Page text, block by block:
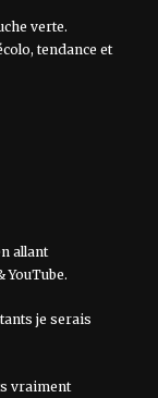
verte.
tendance et
allant
YouTube.
je serais
vraiment